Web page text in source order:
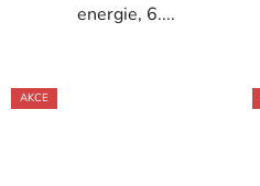
energie, 6....
AKCE